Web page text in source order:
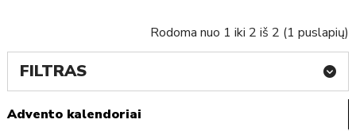
FILTRAS
Advento kalendoriai
Rodoma nuo 1 iki 2 iš 2 (1 puslapių)